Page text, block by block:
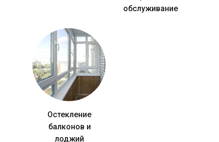
обслуживание
Остекление
балконов и
лоджий